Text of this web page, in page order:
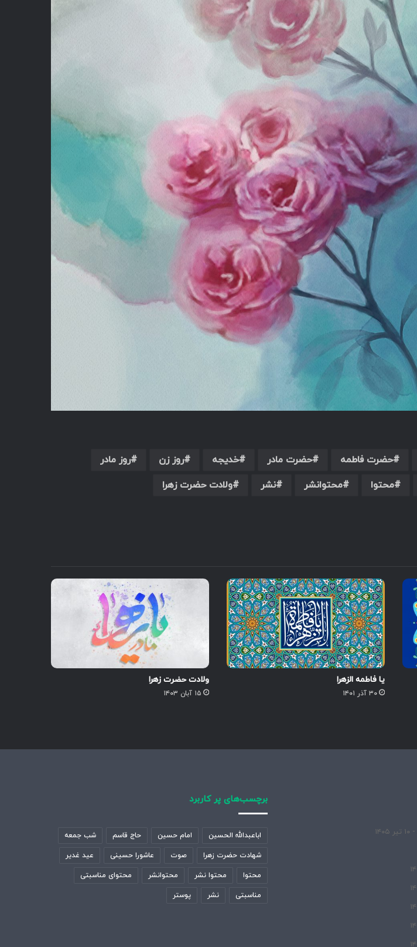
حضرت فاطمه حضرت مادر خدیجه روز زن
روز مادر
محتوا محتوانشر نشر ولادت حضرت زهرا
یا فاطمه الزهرا
۳۰ آذر ۱۴۰۱
ولادت حضرت زهرا
۱۵ آبان ۱۴۰۳
۱۰ تیر ۱۴۰۵
برچسب‌های پر کاربرد
اباعبدالله الحسین امام حسین حاج قاسم شب جمعه
شهادت حضرت زهرا صوت عاشورا حسینی عید غدیر
محتوا محتوا نشر محتوانشر محتوای مناسبتی
مناسبتی نشر پوستر